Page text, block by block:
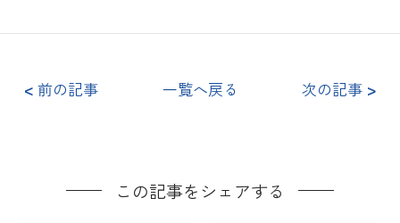
< 前の記事 一覧へ戻る 次の記事 >
この記事をシェアする